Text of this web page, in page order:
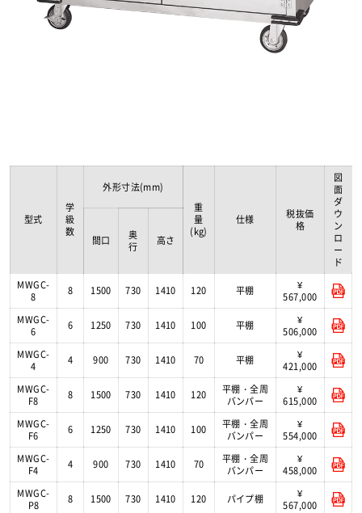
型式
学
級
数
外形寸法(mm)
重
量
(kg)
仕様
税抜価
格
図
面
ダ
ウ
ン
ロ
ー
ド
間口
奥
行
高さ
MWGC-
8
8 1500 730 1410 120 平棚
¥
567,000
MWGC-
6
6 1250 730 1410 100 平棚
¥
506,000
MWGC-
4
4 900 730 1410 70 平棚
¥
421,000
MWGC-
F8
8 1500 730 1410 120
平棚・全周
バンパー
¥
615,000
MWGC-
F6
6 1250 730 1410 100
平棚・全周
バンパー
¥
554,000
MWGC-
F4
4 900 730 1410 70
平棚・全周
バンパー
¥
458,000
MWGC-
P8
8 1500 730 1410 120 パイプ棚
¥
567,000